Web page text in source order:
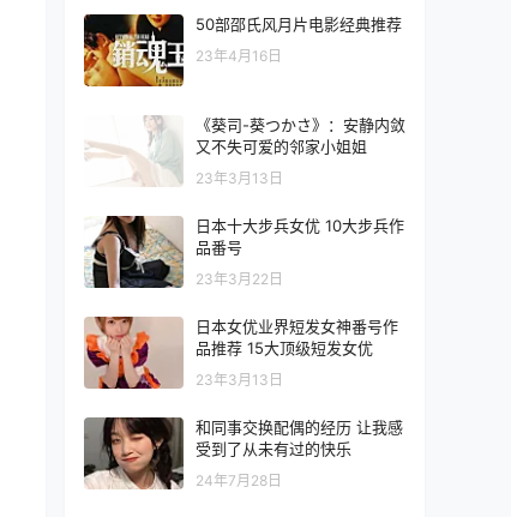
50部邵氏风月片电影经典推荐
23年4月16日
《葵司-葵つかさ》：安静内敛
又不失可爱的邻家小姐姐
23年3月13日
日本十大步兵女优 10大步兵作
品番号
23年3月22日
日本女优业界短发女神番号作
品推荐 15大顶级短发女优
23年3月13日
和同事交换配偶的经历 让我感
受到了从未有过的快乐
24年7月28日